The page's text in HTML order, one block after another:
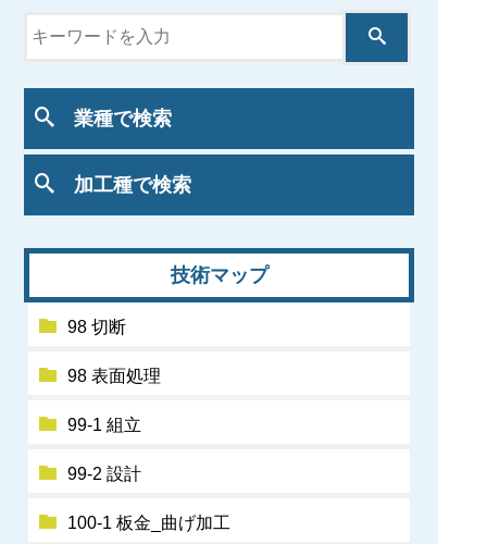
業種で検索
加工種で検索
技術マップ
98 切断
98 表面処理
99-1 組立
99-2 設計
100-1 板金_曲げ加工